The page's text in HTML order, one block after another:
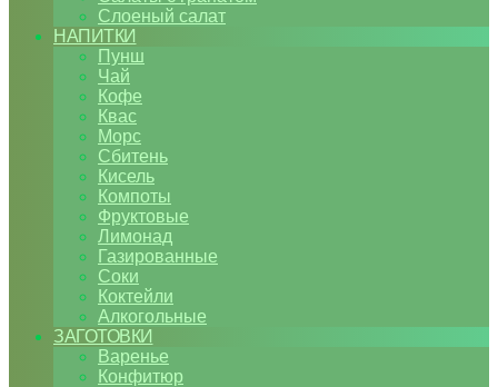
Слоеный салат
НАПИТКИ
Пунш
Чай
Кофе
Квас
Морс
Сбитень
Кисель
Компоты
Фруктовые
Лимонад
Газированные
Соки
Коктейли
Алкогольные
ЗАГОТОВКИ
Варенье
Конфитюр